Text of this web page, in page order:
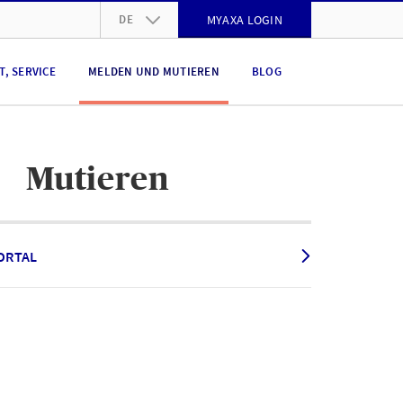
DE MYAXA LOGIN
SERVICE MELDEN UND MUTIEREN BLOG
Mutieren